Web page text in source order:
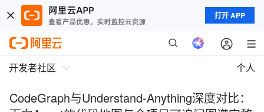
打开 APP
开发者社区 个人
CodeGraph与Understand-Anything深度对比：